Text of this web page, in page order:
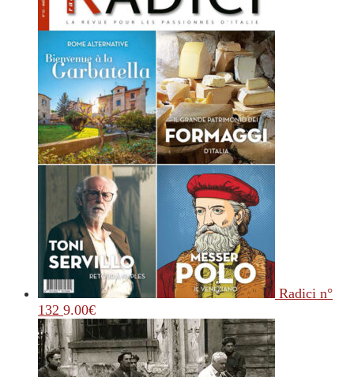
Radici n°
132 9.00€